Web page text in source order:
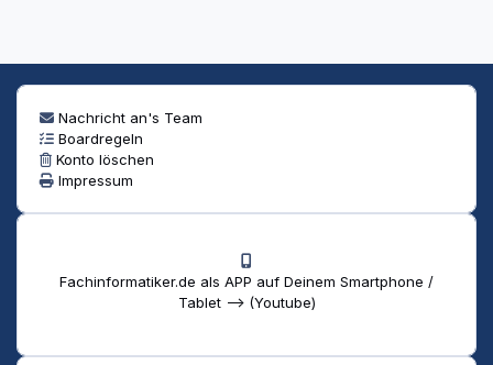
Nachricht an's Team
Boardregeln
Konto löschen
Impressum
Fachinformatiker.de als APP auf Deinem Smartphone /
Tablet --> (Youtube)